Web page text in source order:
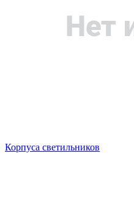
Корпуса светильников